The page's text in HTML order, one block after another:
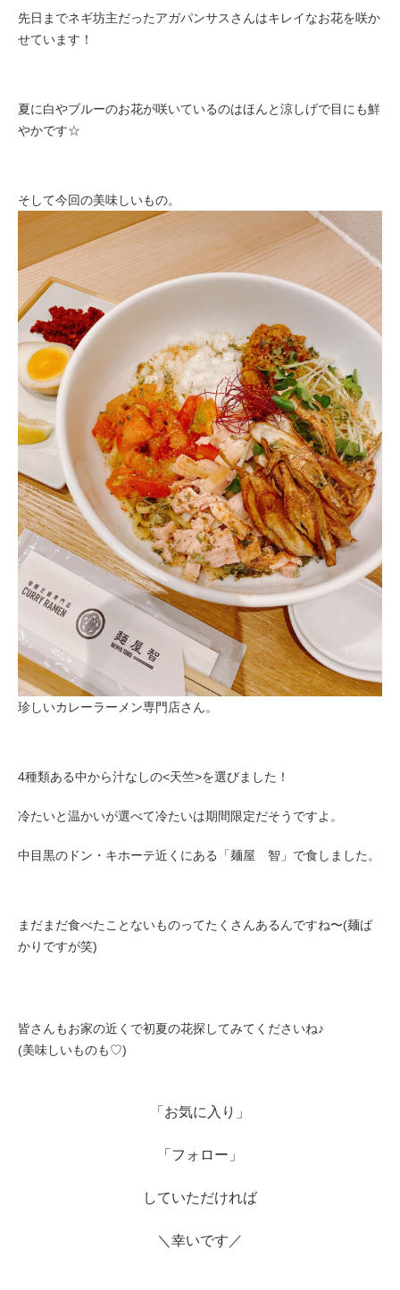
先日までネギ坊主だったアガパンサスさんはキレイなお花を咲か
せています！
夏に白やブルーのお花が咲いているのはほんと涼しげで目にも鮮
やかです☆
そして今回の美味しいもの。
珍しいカレーラーメン専門店さん。
4種類ある中から汁なしの<天竺>を選びました！
冷たいと温かいが選べて冷たいは期間限定だそうですよ。
中目黒のドン・キホーテ近くにある「麺屋 智」で食しました。
まだまだ食べたことないものってたくさんあるんですね〜(麺ば
かりですが笑)
皆さんもお家の近くで初夏の花探してみてくださいね♪
(美味しいものも♡)
「お気に入り」
「フォロー」
していただければ
＼幸いです／